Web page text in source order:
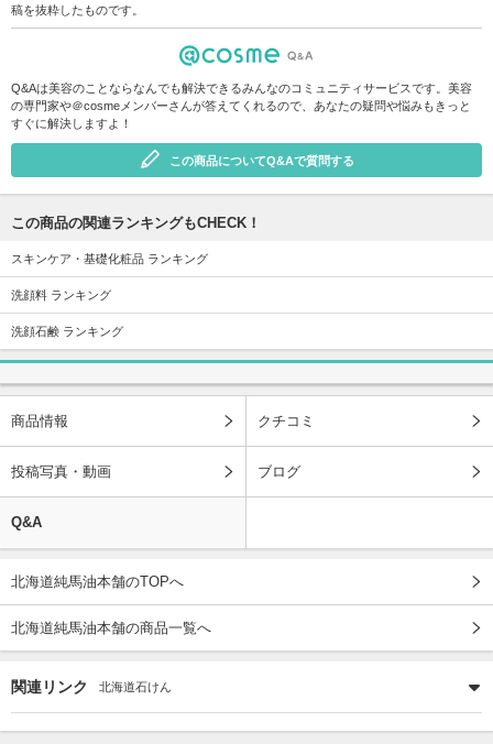
稿を抜粋したものです。
Q&Aは美容のことならなんでも解決できるみんなのコミュニティサービスです。美容
の専門家や＠cosmeメンバーさんが答えてくれるので、あなたの疑問や悩みもきっと
すぐに解決しますよ！
この商品についてQ&Aで質問する
この商品の関連ランキングもCHECK！
スキンケア・基礎化粧品 ランキング
洗顔料 ランキング
洗顔石鹸 ランキング
商品情報 クチコミ
投稿写真・動画 ブログ
Q&A
北海道純馬油本舗のTOPへ
北海道純馬油本舗の商品一覧へ
関連リンク 北海道石けん